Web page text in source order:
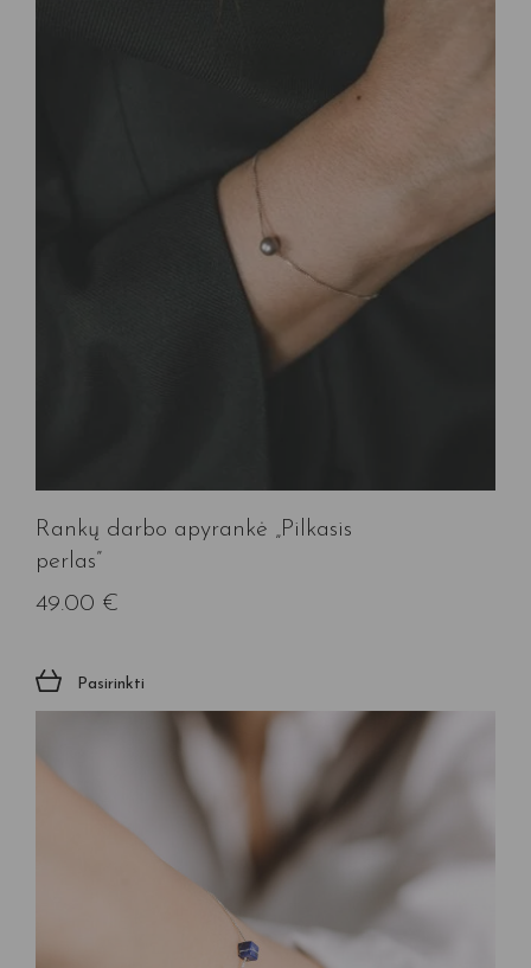
Rankų darbo apyrankė „Pilkasis
perlas”
49.00 €
Pasirinkti